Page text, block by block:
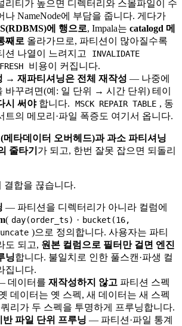
리티가 높으면 디렉터리와 스몰파일이 수
나 NameNode에 부담을 줍니다. 게다가
에 행으로, Impala는 catalogd 메
째로 올라가므로, 파티션이 많아질수록
션 나열이 느려지고
INVALIDATE
비용이 커집니다.
→ 재파티셔닝은 전체 재작성 — 나중에
바꾸려면(예: 일 단위 → 시간 단위) 테이
시 써야합니다. MSCK REPAIR TABLE , 동
트의 메모리·파일 폭증도 여기서 옵니다.
메타데이터 오버헤드)과 과소 파티셔닝
줄타기 가 되고, 한번 잘못 잡으면 되돌리
결합을 끊습니다.
— 파티션을 디렉터리가 아니라 컬럼에
( day(order_ts) · bucket(16,
)으로 정의합니다. 사용자는 파티
도 되고, 원본 컬럼으로 필터만 걸면 엔진
닝합니다. 불일치로 인한 풀스캔·파생 컬
집니다.
데이터를 재작성하지 않고 파티션 스펙
데이터는 옛 스펙, 새 데이터는 새 스펙
리가 두 스펙을 투명하게 프루닝합니다.
반 파일 단위 프루닝 — 파티션·파일 통계